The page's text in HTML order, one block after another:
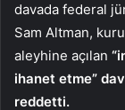
davada federal
Sam Altman,
aleyhine açılan
ihanet etme”
reddetti.